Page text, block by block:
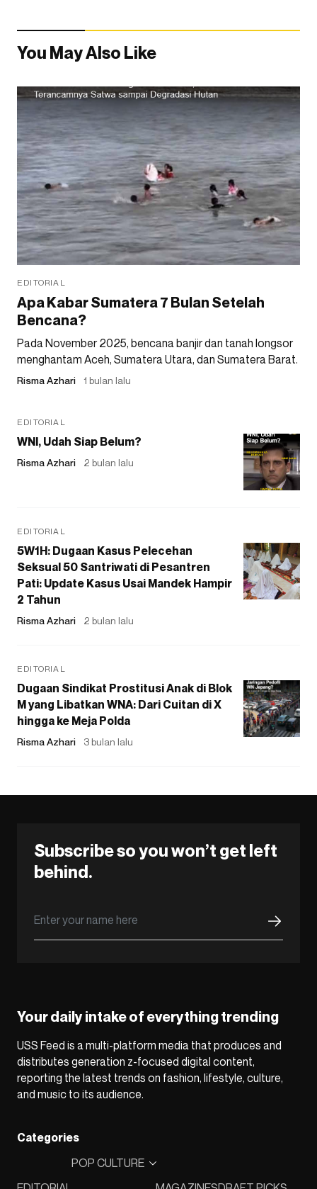
You May Also Like
EDITORIAL
Apa Kabar Sumatera 7 Bulan Setelah
Bencana?
Pada November 2025, bencana banjir dan tanah longsor
menghantam Aceh, Sumatera Utara, dan Sumatera Barat.
Risma Azhari 1 bulan lalu
EDITORIAL
WNI, Udah Siap Belum?
Risma Azhari 2 bulan lalu
EDITORIAL
5W1H: Dugaan Kasus Pelecehan
Seksual 50 Santriwati di Pesantren
Pati: Update Kasus Usai Mandek Hampir
2 Tahun
Risma Azhari 2 bulan lalu
EDITORIAL
Dugaan Sindikat Prostitusi Anak di Blok
M yang Libatkan WNA: Dari Cuitan di X
hingga ke Meja Polda
Risma Azhari 3 bulan lalu
Subscribe so you won’t get left
behind.
Your daily intake of everything trending
USS Feed is a multi-platform media that produces and
distributes generation z-focused digital content,
reporting the latest trends on fashion, lifestyle, culture,
and music to its audience.
Categories
POP CULTURE